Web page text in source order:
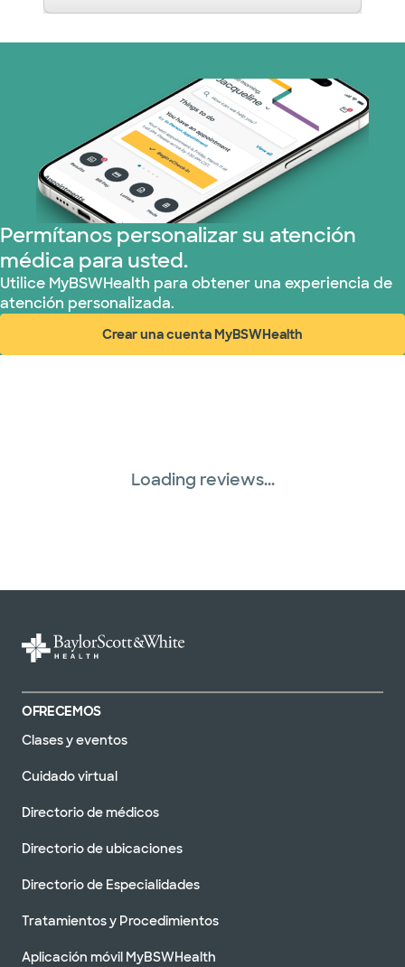
Permítanos personalizar su atención
médica para usted.
Utilice MyBSWHealth para obtener una experiencia de
atención personalizada.
Crear una cuenta MyBSWHealth
(abre en ventana nueva)
Loading reviews...
OFRECEMOS
Clases y eventos
Cuidado virtual
Directorio de médicos
Directorio de ubicaciones
Directorio de Especialidades
Tratamientos y Procedimientos
Aplicación móvil MyBSWHealth